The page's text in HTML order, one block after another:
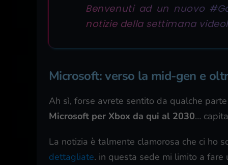
Benvenuti ad un nuovo
notizie della settimana
Microsoft: verso la mid-gen e
Ah sì, forse avrete sentito da qualche
Microsoft per Xbox da qui al 2030…
La notizia è talmente clamorosa che ci ho
dettagliate. in questa sede mi limito a